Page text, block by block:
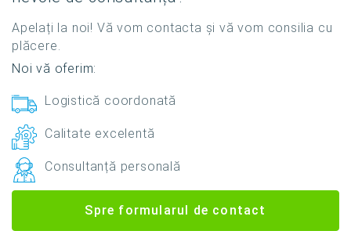
Apelați la noi! Vă vom contacta și vă vom consilia cu
plăcere.
Noi vă oferim:
Logistică coordonată
Calitate excelentă
Consultanță personală
Spre formularul de contact